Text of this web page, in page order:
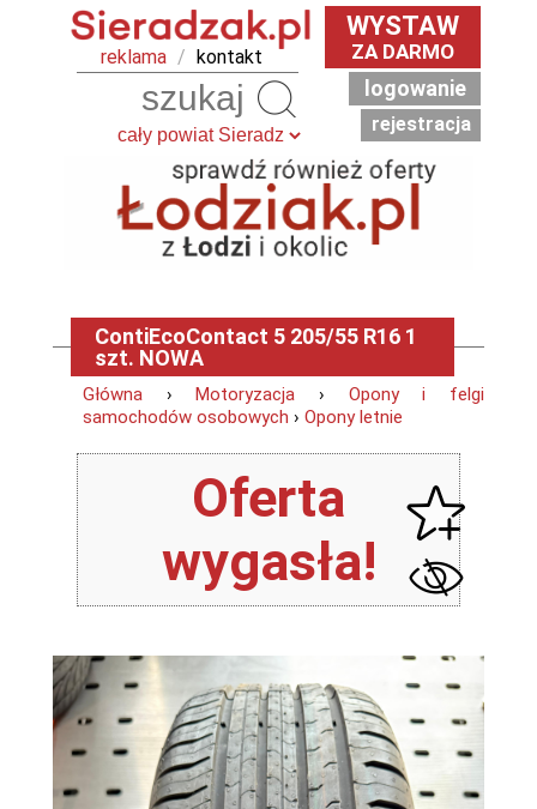
reklama / kontakt
WYSTAW
ZA DARMO
logowanie
rejestracja
ContiEcoContact 5 205/55 R16 1
szt. NOWA
Główna ›Motoryzacja › Opony i felgi
samochodów osobowych › Opony letnie
Oferta
wygasła!